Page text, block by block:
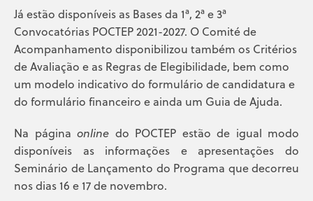
Já estão disponíveis as Bases da 1ª, 2ª e 3ª
Convocatórias POCTEP 2021-2027. O Comité de
Acompanhamento disponibilizou também os Critérios
de Avaliação e as Regras de Elegibilidade, bem como
um modelo indicativo do formulário de candidatura e
do formulário financeiro e ainda um Guia de Ajuda.
Na página online do POCTEP estão de igual modo
disponíveis as informações e apresentações do
Seminário de Lançamento do Programa que decorreu
nos dias 16 e 17 de novembro.